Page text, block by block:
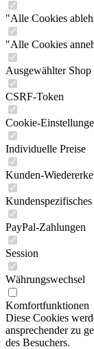
"Alle Cookies
"Alle Cookies
Ausgewählter Shop
CSRF-Token
Cookie-
Individuelle Preise
Kunden-
PayPal-Zahlungen
Session
Währungswechsel
Komfortfunktionen
Diese Cookies
ansprechender zu
des Besuchers.